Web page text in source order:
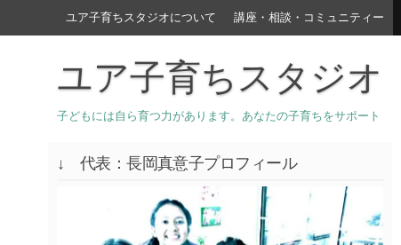
ユア子育ちスタジオについて 講座・相談・コミュニティー
ユア子育ちスタジオ
子どもには自ら育つ力があります。あなたの子育ちをサポート
↓ 代表：長岡真意子プロフィール